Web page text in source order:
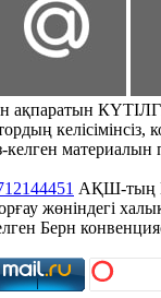
ақпаратын
келген материалын
АҚШ-тың
жөніндегі
Берн